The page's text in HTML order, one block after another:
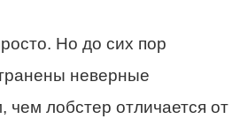
Но до сих пор
неверные
чем лобстер отличается от